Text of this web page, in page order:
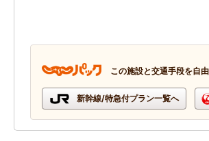
この施設と交通手段を自
新幹線/特急付プラン一覧へ